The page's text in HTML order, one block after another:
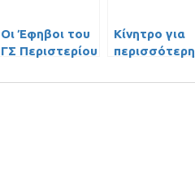
Οι Έφηβοι του
ΓΣ Περιστερίου
(92-38) κόντρα
Κίνητρο για
περισσότερη